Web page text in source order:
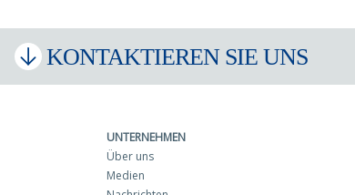
KONTAKTIEREN SIE UNS
UNTERNEHMEN
Über uns
Medien